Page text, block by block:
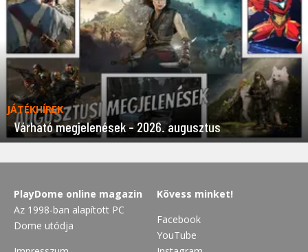
JÁTÉKHÍREK
Várható megjelenések – 2026. augusztus
PlayDome online magazin
Az 1998-ban alapított PC
Dome utódja
Kövess minket!
Facebook
YouTube